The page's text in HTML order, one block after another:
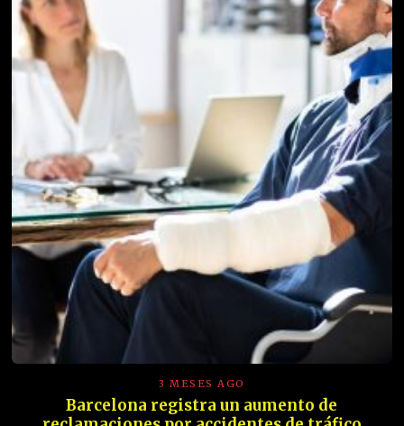
3 MESES AGO
Barcelona registra un aumento de